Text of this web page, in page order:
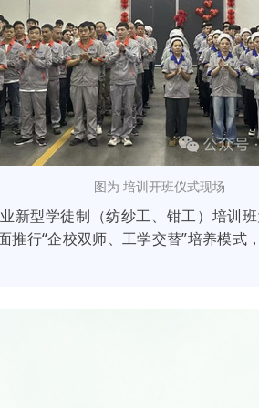
图为 培训开班仪式现场
新型学徒制（纺纱工、钳工）培训
推行“企校双师、工学交替”培养模